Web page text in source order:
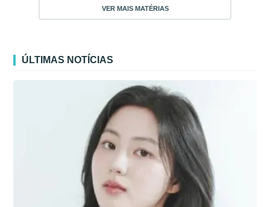
VER MAIS MATÉRIAS
ÚLTIMAS NOTÍCIAS